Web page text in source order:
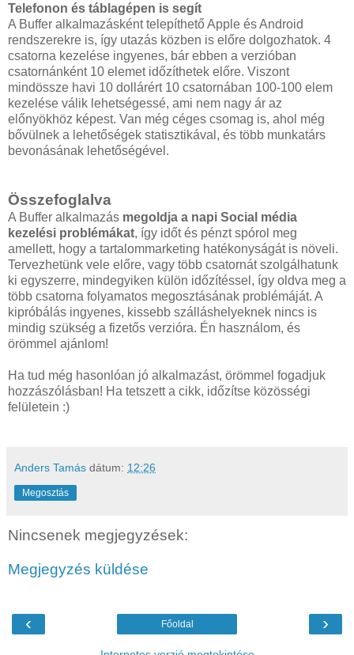
Telefonon és táblagépen is segít
A Buffer alkalmazásként telepíthető Apple és Android
rendszerekre is, így utazás közben is előre dolgozhatok. 4
csatorna kezelése ingyenes, bár ebben a verzióban
csatornánként 10 elemet időzíthetek előre. Viszont
mindössze havi 10 dollárért 10 csatornában 100-100 elem
kezelése válik lehetségessé, ami nem nagy ár az
előnyökhöz képest. Van még céges csomag is, ahol még
bővülnek a lehetőségek statisztikával, és több munkatárs
bevonásának lehetőségével.
Összefoglalva
A Buffer alkalmazás megoldja a napi Social média
kezelési problémákat, így időt és pénzt spórol meg
amellett, hogy a tartalommarketing hatékonyságát is növeli.
Tervezhetünk vele előre, vagy több csatornát szolgálhatunk
ki egyszerre, mindegyiken külön időzítéssel, így oldva meg a
több csatorna folyamatos megosztásának problémáját. A
kipróbálás ingyenes, kissebb szálláshelyeknek nincs is
mindig szükség a fizetős verzióra. Én használom, és
örömmel ajánlom!
Ha tud még hasonlóan jó alkalmazást, örömmel fogadjuk
hozzászólásban! Ha tetszett a cikk, időzítse közösségi
felületein :)
Anders Tamás dátum: 12:26
Megosztás
Nincsenek megjegyzések:
Megjegyzés küldése
‹ ›
Főoldal